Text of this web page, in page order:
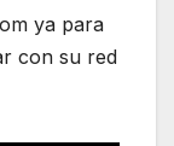
ya para
con su red